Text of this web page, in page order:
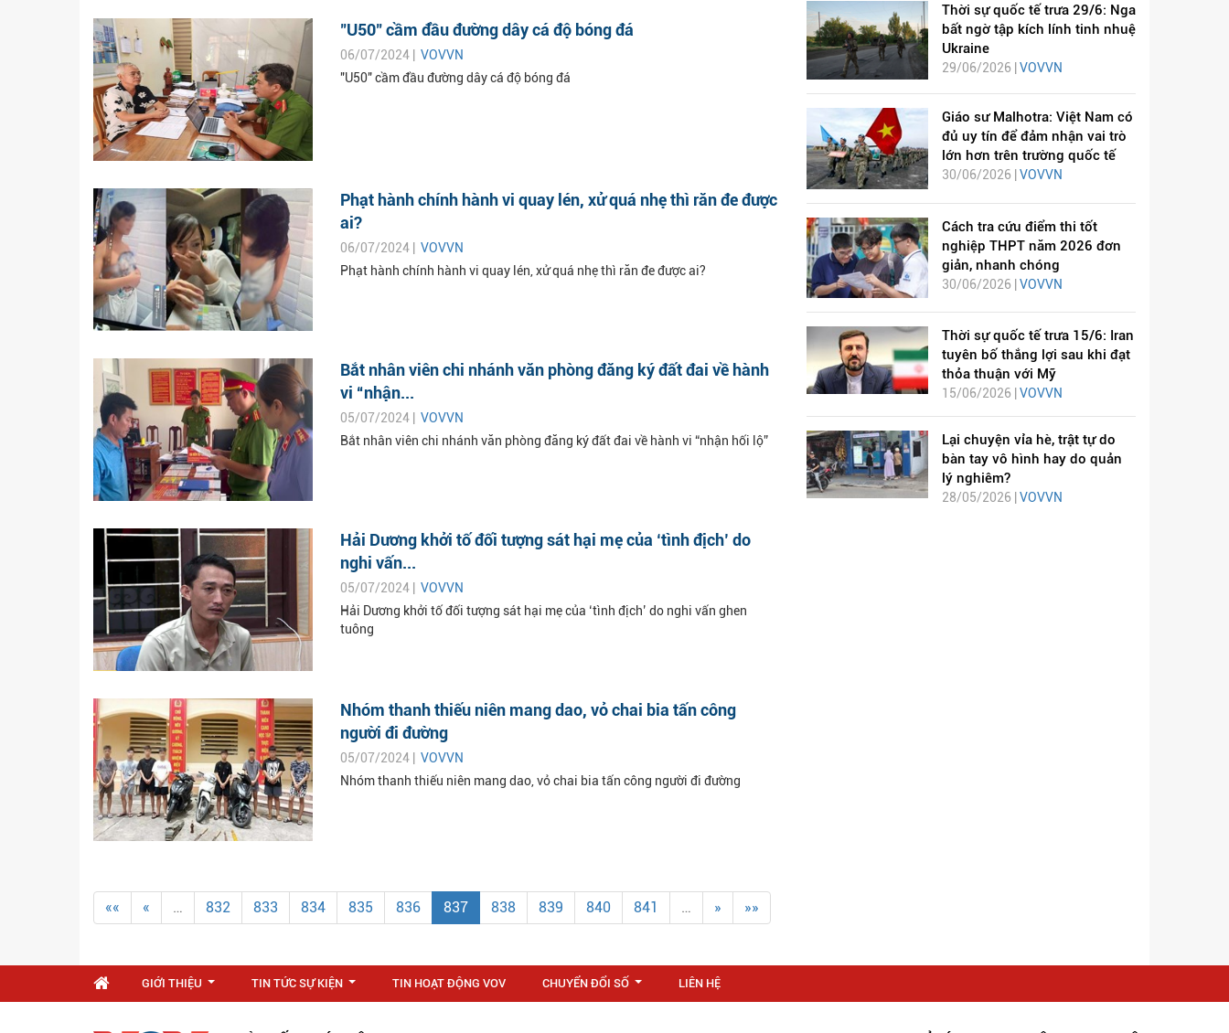
"U50" cầm đầu đường dây cá độ bóng đá
06/07/2024 | VOVVN
"U50" cầm đầu đường dây cá độ bóng đá
Phạt hành chính hành vi quay lén, xử quá nhẹ thì răn đe được
ai?
06/07/2024 | VOVVN
Phạt hành chính hành vi quay lén, xử quá nhẹ thì răn đe được ai?
Bắt nhân viên chi nhánh văn phòng đăng ký đất đai về hành
vi “nhận...
05/07/2024 | VOVVN
Bắt nhân viên chi nhánh văn phòng đăng ký đất đai về hành vi “nhận hối lộ”
Hải Dương khởi tố đối tượng sát hại mẹ của ‘tình địch’ do
nghi vấn...
05/07/2024 | VOVVN
Hải Dương khởi tố đối tượng sát hại mẹ của ‘tình địch’ do nghi vấn ghen
tuông
Nhóm thanh thiếu niên mang dao, vỏ chai bia tấn công
người đi đường
05/07/2024 | VOVVN
Nhóm thanh thiếu niên mang dao, vỏ chai bia tấn công người đi đường
Thời sự quốc tế trưa 29/6: Nga
bất ngờ tập kích lính tinh nhuệ
Ukraine
29/06/2026 | VOVVN
Giáo sư Malhotra: Việt Nam có
đủ uy tín để đảm nhận vai trò
lớn hơn trên trường quốc tế
30/06/2026 | VOVVN
Cách tra cứu điểm thi tốt
nghiệp THPT năm 2026 đơn
giản, nhanh chóng
30/06/2026 | VOVVN
Thời sự quốc tế trưa 15/6: Iran
tuyên bố thắng lợi sau khi đạt
thỏa thuận với Mỹ
15/06/2026 | VOVVN
Lại chuyện vỉa hè, trật tự do
bàn tay vô hình hay do quản
lý nghiêm?
28/05/2026 | VOVVN
«« « … 832 833 834 835 836 837 838 839 840 841 … » »»
GIỚI THIỆU TIN TỨC SỰ KIỆN TIN HOẠT ĐỘNG VOV CHUYỂN ĐỔI SỐ LIÊN HỆ